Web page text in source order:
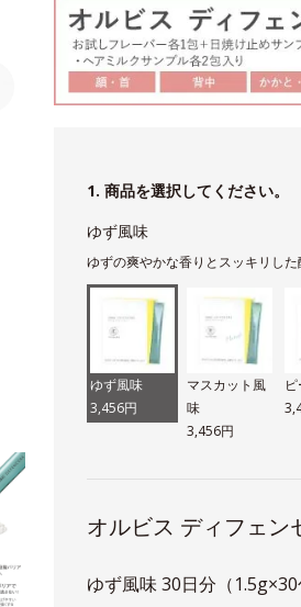
1. 商品を選択してください。
ゆず風味
ゆずの爽やかな香りとスッキリした
ゆず風味
3,456円
マスカット風
味
3,456円
オルビス ディフェン
ゆず風味 30日分（1.5g×30